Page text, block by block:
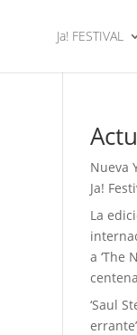
Ja! FESTIVAL
Nueva
Ja!
La
a ‘The
‘Saul
errante’